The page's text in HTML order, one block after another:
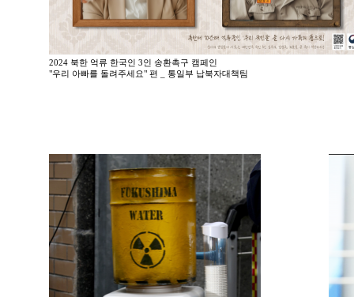
2024 북한 억류 한국인 3인 송환촉구 캠페인
"우리 아빠를 돌려주세요" 편 _ 통일부 납북자대책팀